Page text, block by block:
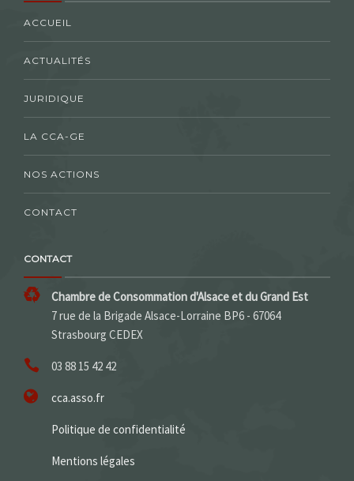
ACCUEIL
ACTUALITÉS
JURIDIQUE
LA CCA-GE
NOS ACTIONS
CONTACT
CONTACT
Chambre de Consommation d'Alsace et du Grand Est
7 rue de la Brigade Alsace-Lorraine BP6 - 67064
Strasbourg CEDEX
03 88 15 42 42
cca.asso.fr
Politique de confidentialité
Mentions légales